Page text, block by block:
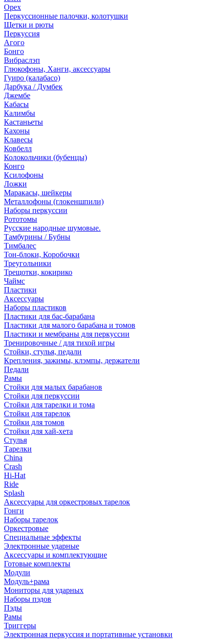
Орех
Перкуссионные палочки, колотушки
Щетки и рюты
Перкуссия
Агого
Бонго
Вибраслэп
Глюкофоны, Ханги, аксессуары
Гуиро (калабасо)
Дарбука / Думбек
Джембе
Кабасы
Калимбы
Кастаньеты
Кахоны
Клавесы
Ковбелл
Колокольчики (бубенцы)
Конго
Ксилофоны
Ложки
Маракасы, шейкеры
Металлофоны (глокеншпили)
Наборы перкуссии
Рототомы
Русские народные шумовые.
Тамбурины / Бубны
Тимбалес
Тон-блоки, Коробочки
Треугольники
Трещотки, кокирико
Чаймс
Пластики
Аксессуары
Наборы пластиков
Пластики для бас-барабана
Пластики для малого барабана и томов
Пластики и мембраны для перкуссии
Тренировочные / для тихой игры
Стойки, стулья, педали
Крепления, зажимы, клэмпы, держатели
Педали
Рамы
Стойки для малых барабанов
Стойки для перкуссии
Стойки для тарелки и тома
Стойки для тарелок
Стойки для томов
Стойки для хай-хета
Стулья
Тарелки
China
Crash
Hi-Hat
Ride
Splash
Аксессуары для оркестровых тарелок
Гонги
Наборы тарелок
Оркестровые
Специальные эффекты
Электронные ударные
Аксессуары и комплектующие
Готовые комплекты
Модули
Модуль+рама
Мониторы для ударных
Наборы пэдов
Пэды
Рамы
Триггеры
Электронная перкуссия и портативные установки